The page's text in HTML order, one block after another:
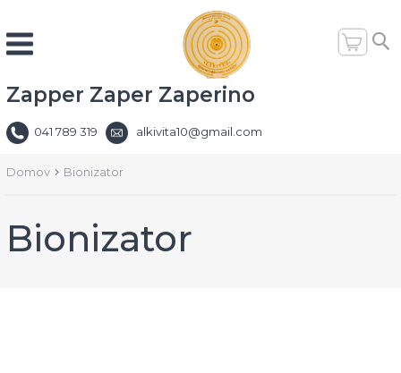
Zapper Zaper Zaperino
041 789 319 alkivita10@gmail.com
Domov Bionizator
Bionizator